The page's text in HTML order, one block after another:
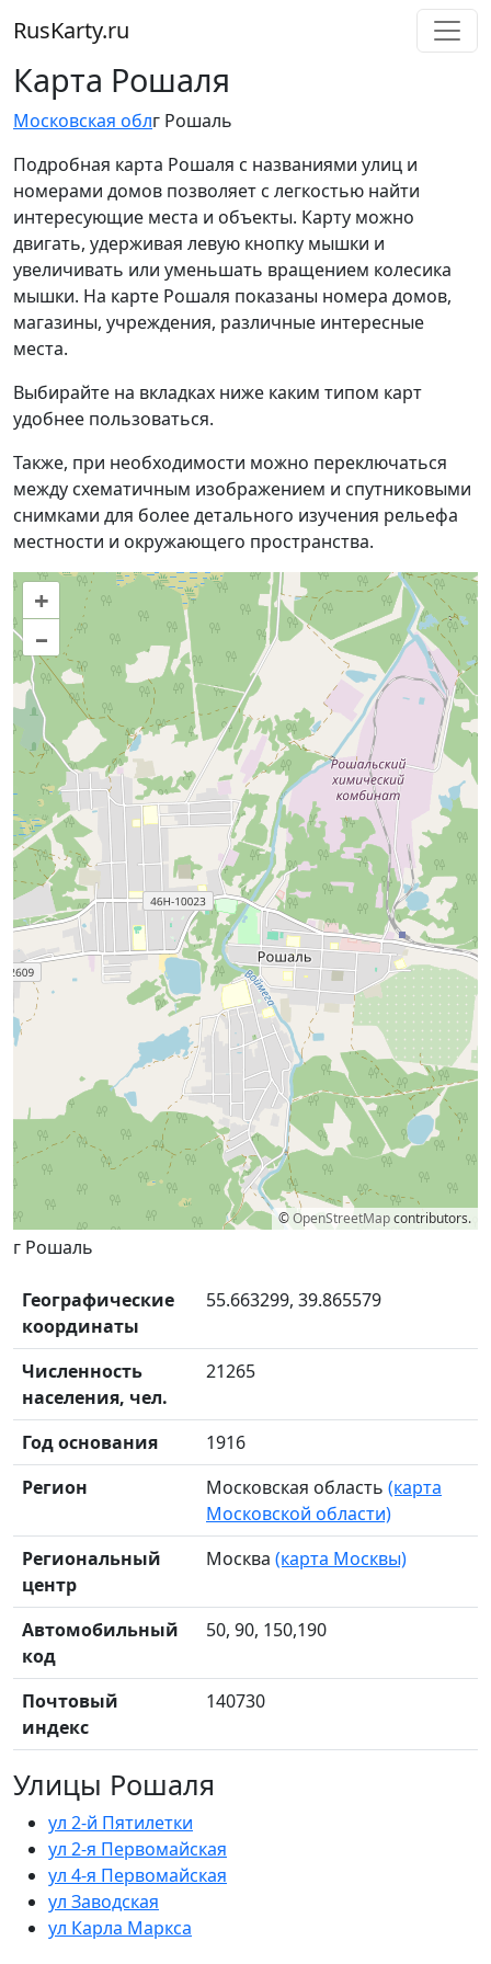
RusKarty.ru
Карта Рошаля
Московская облг Рошаль
Подробная карта Рошаля с названиями улиц и
номерами домов позволяет с легкостью найти
интересующие места и объекты. Карту можно
двигать, удерживая левую кнопку мышки и
увеличивать или уменьшать вращением колесика
мышки. На карте Рошаля показаны номера домов,
магазины, учреждения, различные интересные
места.
Выбирайте на вкладках ниже каким типом карт
удобнее пользоваться.
Также, при необходимости можно переключаться
между схематичным изображением и спутниковыми
снимками для более детального изучения рельефа
местности и окружающего пространства.
+
–
©OpenStreetMapcontributors.
г Рошаль
Географические
координаты
55.663299, 39.865579
Численность
населения, чел.
21265
Год основания
1916
Регион
Московская область (карта
Московской области)
Региональный
центр
Москва (карта Москвы)
Автомобильный
код
50, 90, 150,190
Почтовый
индекс
140730
Улицы Рошаля
ул 2-й Пятилетки
ул 2-я Первомайская
ул 4-я Первомайская
ул Заводская
ул Карла Маркса